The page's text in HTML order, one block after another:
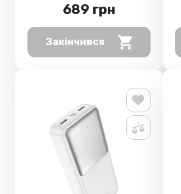
689 грн
Закінчився